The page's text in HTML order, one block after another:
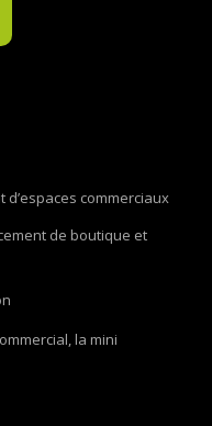
commerciaux
de boutique et
la mini